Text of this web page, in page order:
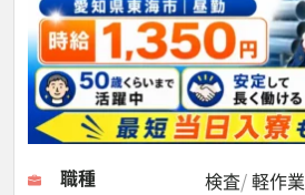
職種 検査 軽作業